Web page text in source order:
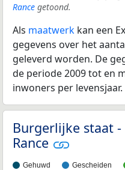
Rance getoond.
Als maatwerk kan een
gegevens over het
geleverd worden. De
de periode 2009 tot en
inwoners per levensjaar.
Burgerlijke staat
Rance
Gehuwd Gescheiden